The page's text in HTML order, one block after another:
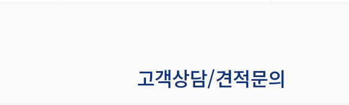
고객상담/견적문의